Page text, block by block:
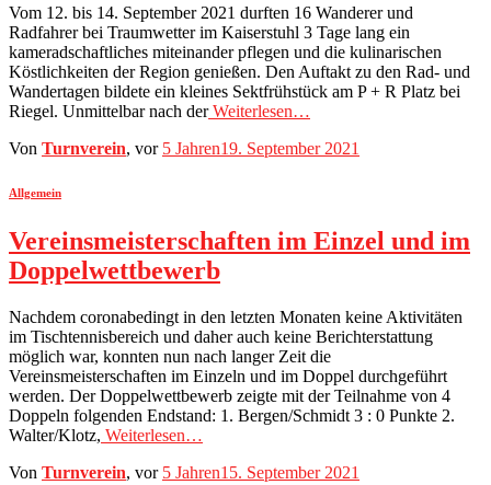
Vom 12. bis 14. September 2021 durften 16 Wanderer und
Radfahrer bei Traumwetter im Kaiserstuhl 3 Tage lang ein
kameradschaftliches miteinander pflegen und die kulinarischen
Köstlichkeiten der Region genießen. Den Auftakt zu den Rad- und
Wandertagen bildete ein kleines Sektfrühstück am P + R Platz bei
Riegel. Unmittelbar nach derWeiterlesen…
Von Turnverein, vor 5 Jahren19. September 2021
Allgemein
Vereinsmeisterschaften im Einzel und im
Doppelwettbewerb
Nachdem coronabedingt in den letzten Monaten keine Aktivitäten
im Tischtennisbereich und daher auch keine Berichterstattung
möglich war, konnten nun nach langer Zeit die
Vereinsmeisterschaften im Einzeln und im Doppel durchgeführt
werden. Der Doppelwettbewerb zeigte mit der Teilnahme von 4
Doppeln folgenden Endstand: 1. Bergen/Schmidt 3 : 0 Punkte 2.
Walter/Klotz, Weiterlesen…
Von Turnverein, vor 5 Jahren15. September 2021